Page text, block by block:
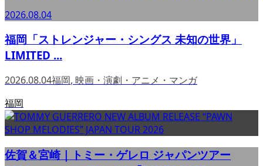
2026.08.04
福岡「ストレンジャー・シングス 未知の世界」
LIMITED ...
2026.08.04福岡, 映画・演劇・アニメ・マンガ
福岡
佐賀＆宮崎｜トミー・ゲレロ ジャパンツアー